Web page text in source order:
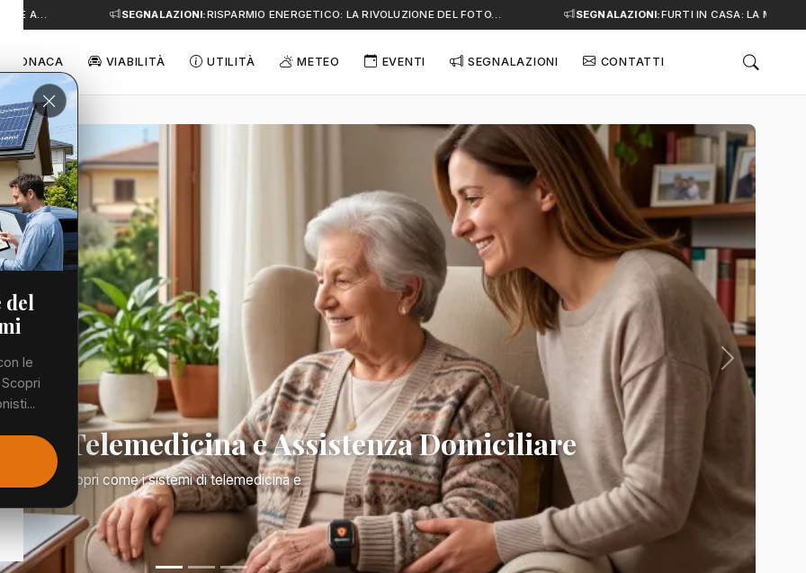
E A… SEGNALAZIONI:RISPARMIO ENERGETICO: LA RIVOLUZIONE DEL FOTO… SEGNALAZIONI:FURTI IN CASA: LA MINACCIA
CRONACA VIABILITÀ UTILITÀ METEO EVENTI SEGNALAZIONI CONTATTI
del
le
Telemedicina e Assistenza Domiciliare
di tutto. Scopri come i sistemi di telemedicina e
Successivo